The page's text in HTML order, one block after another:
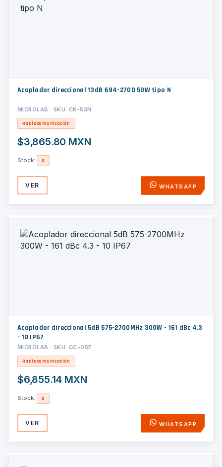
Acoplador direccional 13dB 694-2700 50W tipo N
MICROLAB · SKU: CK-53N
Radiocomunicación
$3,865.80 MXN
Stock: 0
VER WHATSAPP
Acoplador direccional 5dB 575-2700MHz 300W - 161 dBc 4.3
- 10 IP67
MICROLAB · SKU: CC-05E
Radiocomunicación
$6,855.14 MXN
Stock: 0
VER WHATSAPP